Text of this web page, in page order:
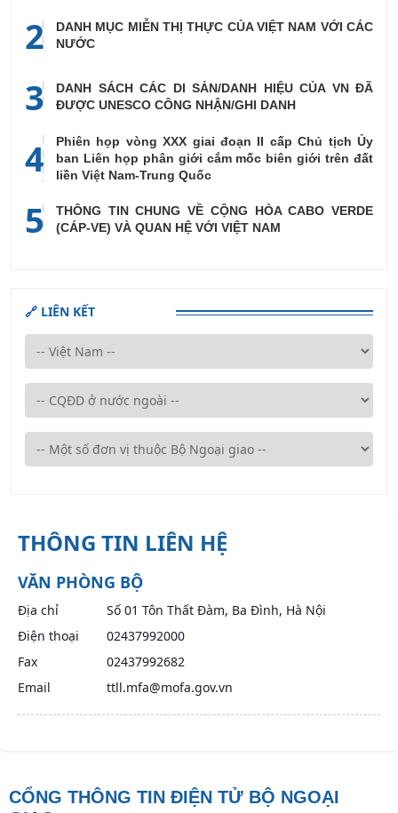
2
DANH MỤC MIỄN THỊ THỰC CỦA VIỆT NAM VỚI CÁC
NƯỚC
3
DANH SÁCH CÁC DI SẢN/DANH HIỆU CỦA VN ĐÃ
ĐƯỢC UNESCO CÔNG NHẬN/GHI DANH
4
Phiên họp vòng XXX giai đoạn II cấp Chủ tịch Ủy
ban Liên họp phân giới cắm mốc biên giới trên đất
liền Việt Nam-Trung Quốc
5
THÔNG TIN CHUNG VỀ CỘNG HÒA CABO VERDE
(CÁP-VE) VÀ QUAN HỆ VỚI VIỆT NAM
🔗 LIÊN KẾT
THÔNG TIN LIÊN HỆ
VĂN PHÒNG BỘ
Địa chỉ
Số 01 Tôn Thất Đàm, Ba Đình, Hà Nội
Điện thoại
02437992000
Fax
02437992682
Email
ttll.mfa@mofa.gov.vn
CỔNG THÔNG TIN ĐIỆN TỬ BỘ NGOẠI